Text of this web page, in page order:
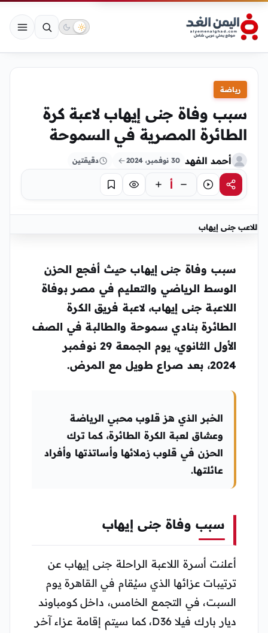
رياضة
سبب وفاة جنى إيهاب لاعبة كرة
الطائرة المصرية في السموحة
أحمد الفهد 30 نوفمبر، 2024 دقيقتين
مشاركةاستماع أ تركيز حفظ
اللاعب جنى إيهاب
سبب وفاة جنى إيهاب حيث أفجع الحزن
الوسط الرياضي والتعليم في مصر بوفاة
اللاعبة جنى إيهاب، لاعبة فريق الكرة
الطائرة بنادي سموحة والطالبة في الصف
الأول الثانوي، يوم الجمعة 29 نوفمبر
2024، بعد صراع طويل مع المرض.
الخبر الذي هز قلوب محبي الرياضة
وعشاق لعبة الكرة الطائرة، كما ترك
الحزن في قلوب زملائها وأساتذتها وأفراد
عائلتها.
سبب وفاة جنى إيهاب
أعلنت أسرة اللاعبة الراحلة جنى إيهاب عن
ترتيبات عزائها الذي سيُقام في القاهرة يوم
السبت، في التجمع الخامس، داخل كومباوند
ديار بارك فيلا D36، كما سيتم إقامة عزاء آخر